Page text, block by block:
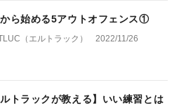
ら始める5アウトオフェンス①
（エルトラック） 2022/11/26
ルトラックが教える】いい練習とは